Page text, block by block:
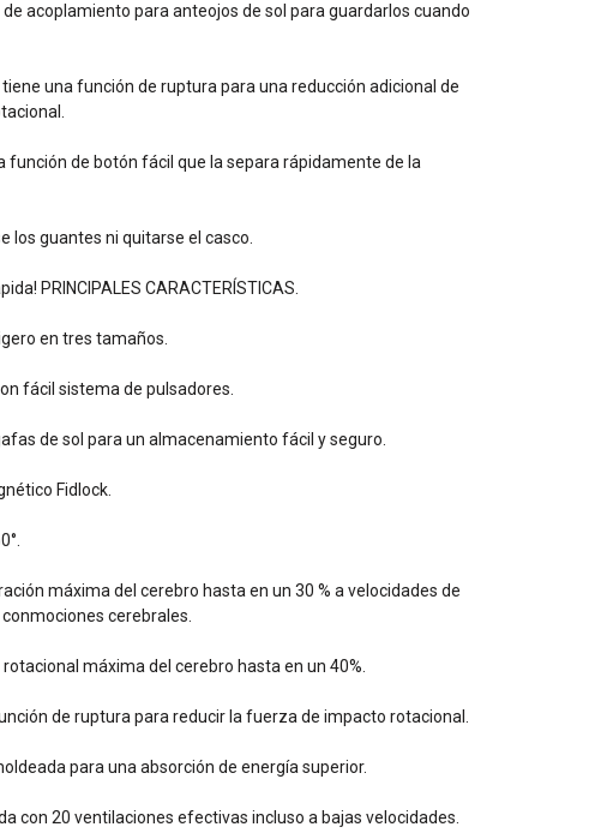
acoplamiento para anteojos de sol para guardarlos cuando
una función de ruptura para una reducción adicional de
función de botón fácil que la separa rápidamente de la
los guantes ni quitarse el casco.
PRINCIPALES CARACTERÍSTICAS.
en tres tamaños.
fácil sistema de pulsadores.
de sol para un almacenamiento fácil y seguro.
Fidlock.
máxima del cerebro hasta en un 30 % a velocidades de
cerebrales.
máxima del cerebro hasta en un 40%.
de ruptura para reducir la fuerza de impacto rotacional.
para una absorción de energía superior.
con 20 ventilaciones efectivas incluso a bajas velocidades.